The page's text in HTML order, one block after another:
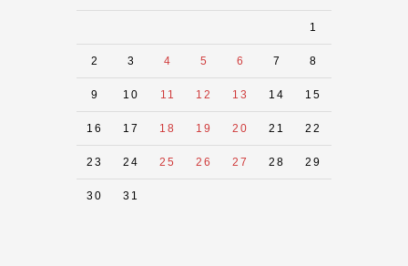
1
2 3 4 5 6 7 8
9 10 11 12 13 14 15
16 17 18 19 20 21 22
23 24 25 26 27 28 29
30 31